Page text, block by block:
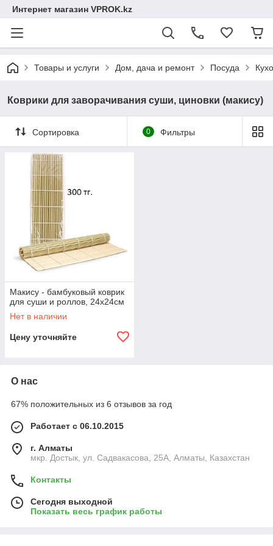
Интернет магазин VPROK.kz
Товары и услуги Дом, дача и ремонт Посуда
Коврики для заворачивания суши, циновки (макису)
Сортировка 0 Фильтры
Макису - бамбуковый коврик
для суши и роллов, 24x24см
Нет в наличии
Цену уточняйте
О нас
67% положительных из 6 отзывов за год
Работает с 06.10.2015
г. Алматы
мкр. Достык, ул. Садвакасова, 25А, Алматы, Казахстан
Контакты
Сегодня выходной
Показать весь график работы